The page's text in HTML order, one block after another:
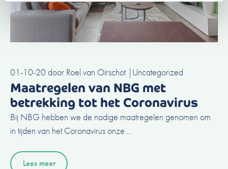
01-10-20door Roel van Oirschot | Uncategorized
Maatregelen van NBG met
betrekking tot het Coronavirus
Bij NBG hebben we de nodige maatregelen genomen om
in tijden van het Coronavirus onze …
Lees meer